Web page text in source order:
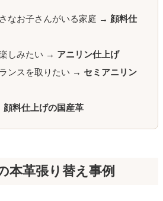
なお子さんがいる家庭 → 顔料仕
しみたい → アニリン仕上げ
ンスを取りたい → セミアニリン
顔料仕上げの国産革
本革張り替え事例